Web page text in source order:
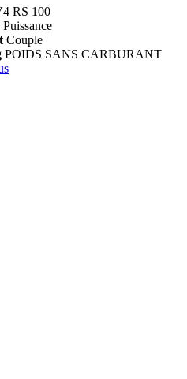
RS 100
Puissance
Couple
POIDS SANS CARBURANT